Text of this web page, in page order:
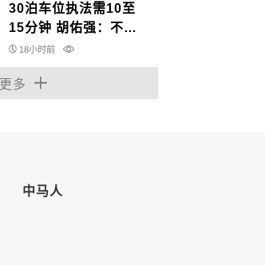
30泊车位执法需10至
15分钟 胡佑强：不会
一扫瞄就中罚单
18小时前
更多
中马人